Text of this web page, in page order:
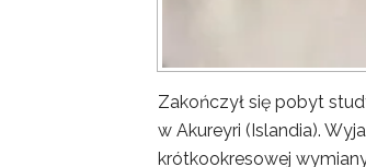
Zakończył się pobyt
w Akureyri (Islandia).
krótkookresowej